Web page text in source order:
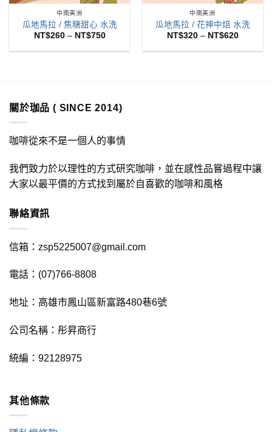
中南美洲
瓜地馬拉 / 焦糖甜心 水洗
NT$260 – NT$750價
範
中南美洲
瓜地馬拉 / 花神中焙 水洗
NT$320 – NT$620價
範
關於珈品 ( SINCE 2014)
咖啡從來不是一個人的事情
我們致力於以理性的方式研究咖啡，並在感性品嘗過程中讓
大家以最平價的方式找到屬於自喜歡的咖啡和風格
聯絡資訊
信箱：zsp5225007@gmail.com
電話：(07)766-8808
地址：高雄市鳳山區新富路480巷6號
公司名稱：彤昇商行
統編：92128975
其他條款